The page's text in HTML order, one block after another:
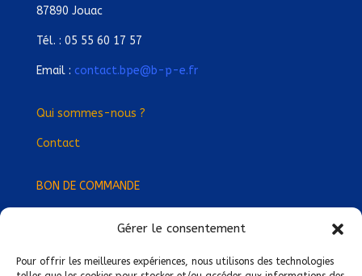
Gérer le consentement
Pour offrir les meilleures expériences, nous utilisons des technologies
87890 Jouac
Tél. : 05 55 60 17 57
Email : contact.bpe@b-p-e.fr
Qui sommes-nous ?
Contact
BON DE COMMANDE
Devenez Délégué·e Régional·e !
Trouvez-nous près de chez vous !